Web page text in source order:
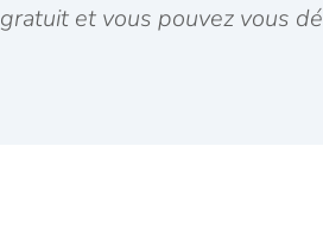
gratuit et vous pouvez vous